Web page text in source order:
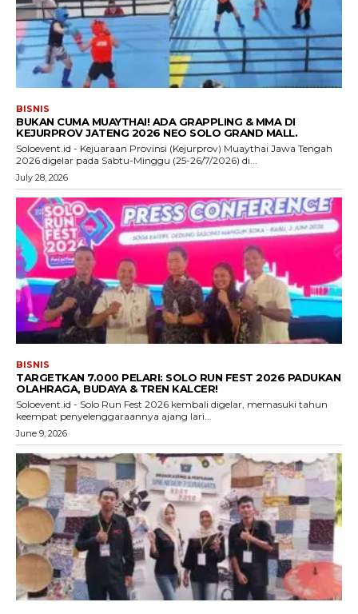
BISNIS
BUKAN CUMA MUAYTHAI! ADA GRAPPLING & MMA DI
KEJURPROV JATENG 2026 NEO SOLO GRAND MALL.
Soloevent.id - Kejuaraan Provinsi (Kejurprov) Muaythai Jawa Tengah
2026 digelar pada Sabtu-Minggu (25-26/7/2026) di...
July 28, 2026
BISNIS
TARGETKAN 7.000 PELARI: SOLO RUN FEST 2026 PADUKAN
OLAHRAGA, BUDAYA & TREN KALCER!
Soloevent.id - Solo Run Fest 2026 kembali digelar, memasuki tahun
keempat penyelenggaraannya ajang lari...
June 9, 2026